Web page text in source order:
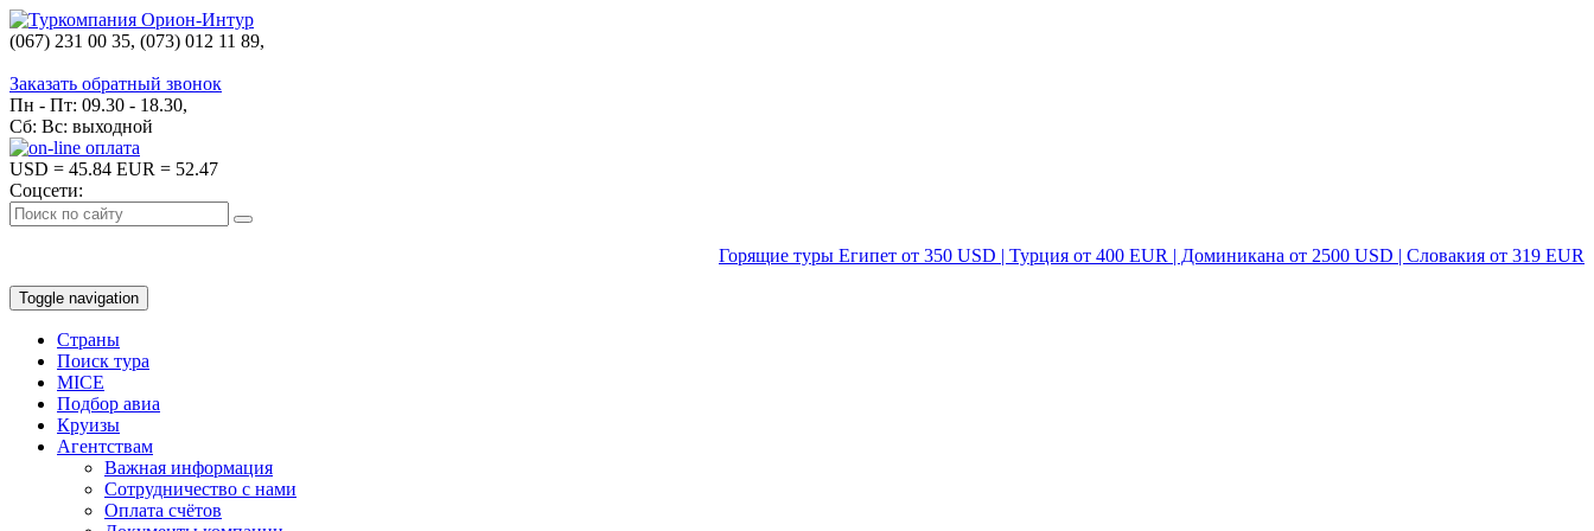
(067) 231 00 35, (073) 012 11 89,
Заказать обратный звонок
Пн - Пт: 09.30 - 18.30,
Сб: Вс: выходной
USD = 45.84 EUR = 52.47
Соцсети:
Горящие туры Египет от 350 USD | Турция от 400 EUR | Доминикана от 2500 USD | Словакия от 319 EUR
Toggle navigation
Страны
Поиск тура
MICE
Подбор авиа
Круизы
Агентствам
Важная информация
Сотрудничество с нами
Оплата счётов